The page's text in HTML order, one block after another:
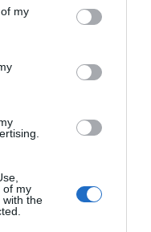
my
of my
with the
ТАРИФЫ
InItalia Club!
ТАРИФЫ